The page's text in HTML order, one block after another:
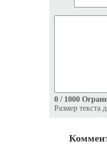
0 / 1000
Размер текста